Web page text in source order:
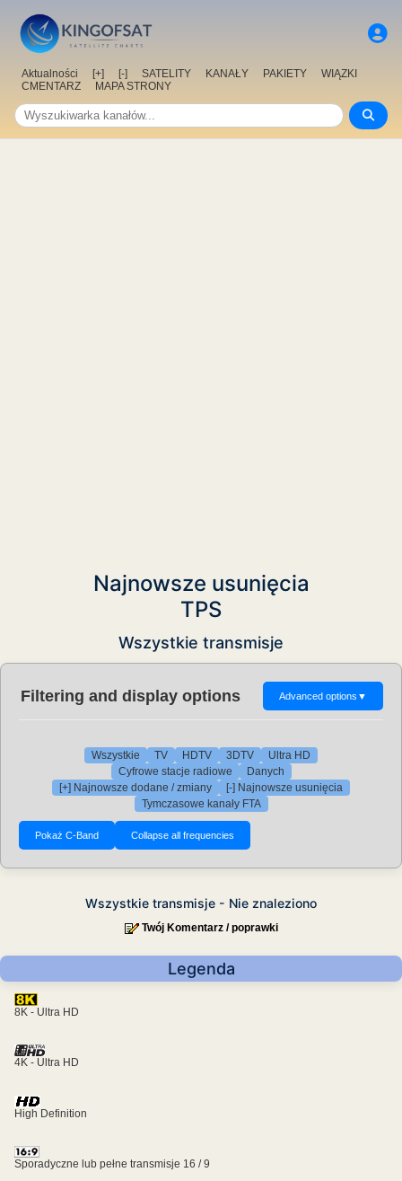
Aktualności [+] [-] SATELITY KANAŁY PAKIETY
WIĄZKI
CMENTARZ
MAPA STRONY
Najnowsze usunięcia
TPS
Wszystkie transmisje
Filtering and display options Advanced options ▼
Wszystkie TV HDTV 3DTV
Ultra HD
Cyfrowe stacje radiowe
Danych
[+] Najnowsze dodane / zmiany
[-] Najnowsze usunięcia
Tymczasowe kanały FTA
Wszystkie transmisje - Nie znaleziono
Twój Komentarz / poprawki
Legenda
8K - Ultra HD
4K - Ultra HD
High Definition
Sporadyczne lub pełne transmisje 16 / 9